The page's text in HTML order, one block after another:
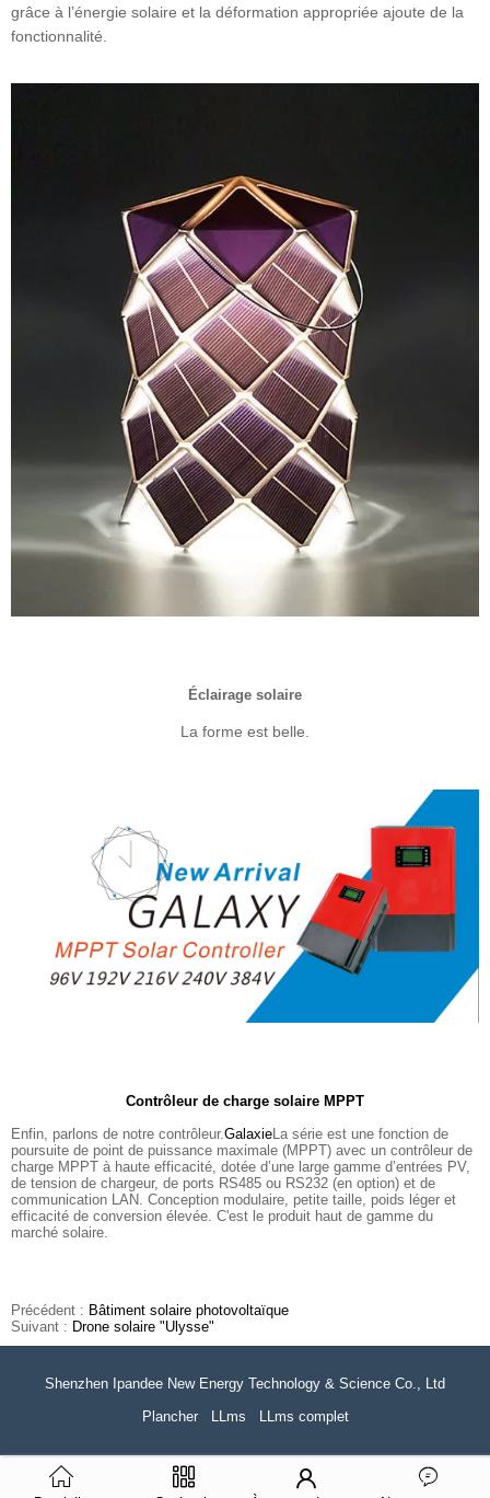
grâce à l’énergie solaire et la déformation appropriée ajoute de la
fonctionnalité.
Éclairage solaire
La forme est belle.
Contrôleur de charge solaire MPPT
Enfin, parlons de notre contrôleur. GalaxieLa série est une fonction de
poursuite de point de puissance maximale (MPPT) avec un contrôleur de
charge MPPT à haute efficacité, dotée d’une large gamme d’entrées PV,
de tension de chargeur, de ports RS485 ou RS232 (en option) et de
communication LAN. Conception modulaire, petite taille, poids léger et
efficacité de conversion élevée. C'est le produit haut de gamme du
marché solaire.
Précédent : Bâtiment solaire photovoltaïque
Suivant : Drone solaire "Ulysse"
Shenzhen Ipandee New Energy Technology & Science Co., Ltd
Plancher
LLms LLms complet